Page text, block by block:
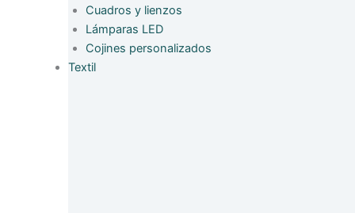
Cuadros y lienzos
Lámparas LED
Cojines personalizados
Textil